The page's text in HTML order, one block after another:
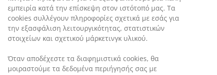
εμπειρία κατά την επίσκεψη στον ιστότοπό μας. Τα
cookies συλλέγουν πληροφορίες σχετικά με εσάς για
την εξασφάλιση λειτουργικότητας, στατιστικών
στοιχείων και σχετικού μάρκετινγκ υλικού.
Όταν αποδέχεστε τα διαφημιστικά cookies, θα
μοιραστούμε τα δεδομένα περιήγησής σας με